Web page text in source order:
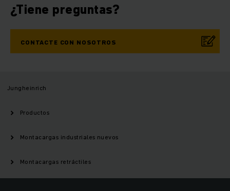
¿Tiene preguntas?
CONTACTE CON NOSOTROS
Jungheinrich
Productos
Montacargas industriales nuevos
Montacargas retráctiles